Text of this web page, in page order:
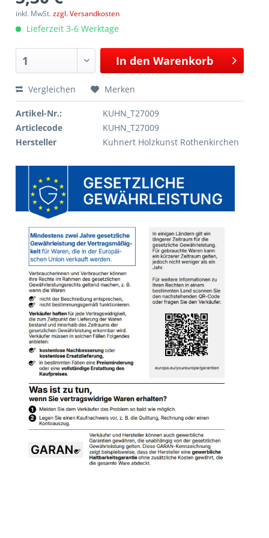
inkl. MwSt.zzgl. Versandkosten
Lieferzeit 3-6 Werktage
In den Warenkorb
Vergleichen Merken
Artikel-Nr.:
KUHN_T27009
Articlecode
KUHN_T27009
Hersteller
Kuhnert Holzkunst Rothenkirchen